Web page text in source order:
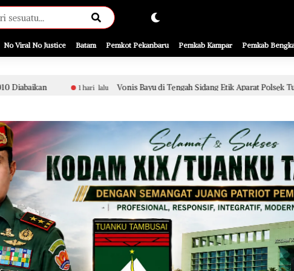
No Viral No Justice Batam Pemkot Pekanbaru Pemkab Kampar Pemkab
1 hari lalu Vonis Bayu di Tengah Sidang Etik Aparat Polsek Tualang, Penanganan